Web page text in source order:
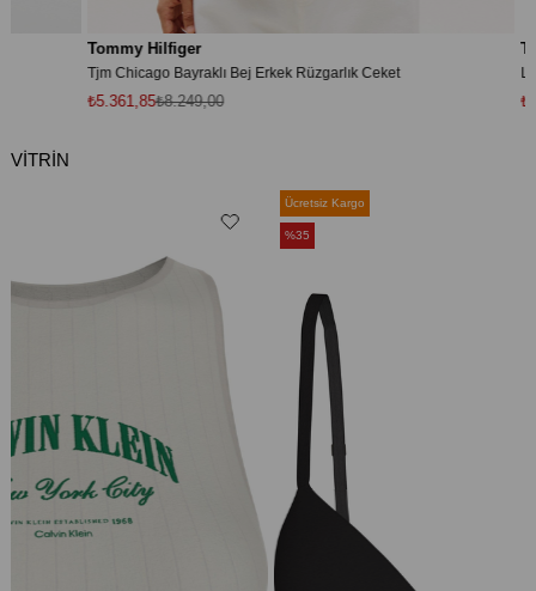
Tommy Hilfiger
Tjm Chicago Bayraklı Bej Erkek Rüzgarlık Ceket
₺5.361,85₺8.249,00
Layla
VİTRİN